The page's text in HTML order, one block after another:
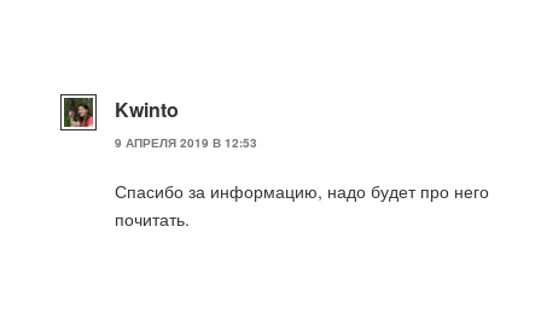
Kwinto
9 АПРЕЛЯ 2019 В 12:53
Спасибо за информацию, надо будет про него
почитать.